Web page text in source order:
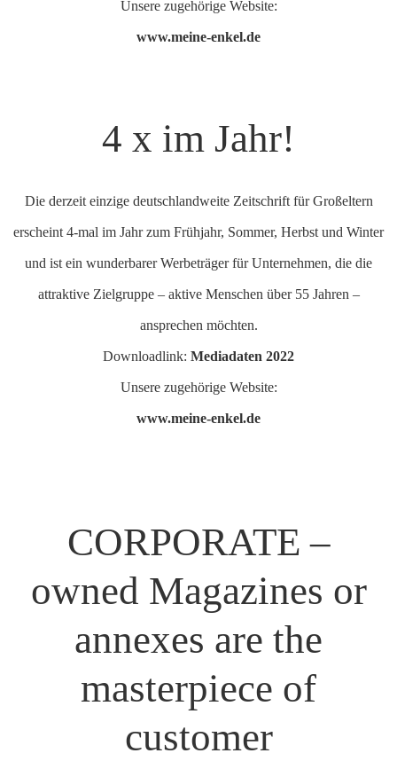
Unsere zugehörige Website:
www.meine-enkel.de
4 x im Jahr!
Die derzeit einzige deutschlandweite Zeitschrift für Großeltern
erscheint 4-mal im Jahr zum Frühjahr, Sommer, Herbst und Winter
und ist ein wunderbarer Werbeträger für Unternehmen, die die
attraktive Zielgruppe – aktive Menschen über 55 Jahren –
ansprechen möchten.
Downloadlink: Mediadaten 2022
Unsere zugehörige Website:
www.meine-enkel.de
CORPORATE –
owned Magazines or
annexes are the
masterpiece of
customer